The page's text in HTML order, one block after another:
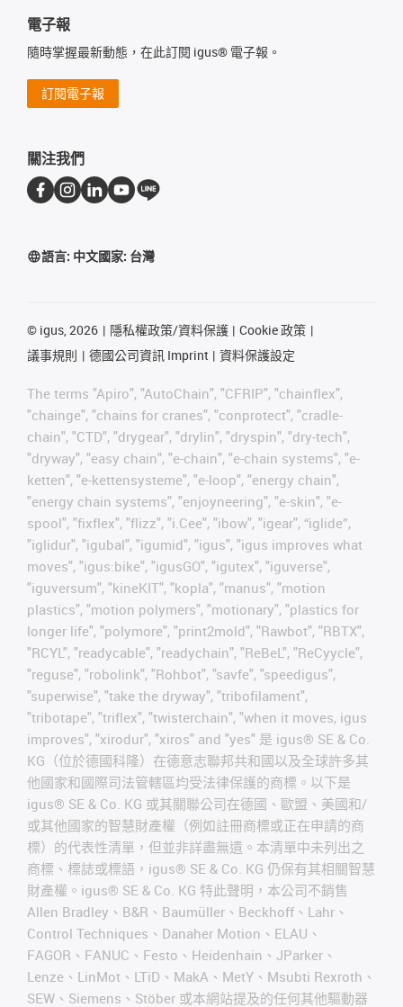
電子報
隨時掌握最新動態，在此訂閱 igus® 電子報。
訂閱電子報
關注我們
語言: 中文國家: 台灣
© igus, 2026 隱私權政策/資料保護
Cookie 政策
議事規則
德國公司資訊 Imprint 資料保護設定
The terms "Apiro", "AutoChain", "CFRIP", "chainflex",
"chainge", "chains for cranes", "conprotect", "cradle-
chain", "CTD", "drygear", "drylin", "dryspin", "dry-tech",
"dryway", "easy chain", "e-chain", "e-chain systems", "e-
ketten", "e-kettensysteme", "e-loop", "energy chain",
"energy chain systems", "enjoyneering", "e-skin", "e-
spool", "fixflex", "flizz", "i.Cee", "ibow", "igear", “iglide”,
"iglidur", "igubal", "igumid", "igus", "igus improves what
moves", "igus:bike", "igusGO", "igutex", "iguverse",
"iguversum", "kineKIT", "kopla", "manus", "motion
plastics", "motion polymers", "motionary", "plastics for
longer life", "polymore", "print2mold", "Rawbot", "RBTX",
"RCYL", "readycable", "readychain", "ReBeL", "ReCyycle",
"reguse", "robolink", "Rohbot", "savfe", "speedigus",
"superwise", "take the dryway", "tribofilament",
"tribotape", "triflex", "twisterchain", "when it moves, igus
improves", "xirodur", "xiros" and "yes" 是 igus® SE & Co.
KG（位於德國科隆）在德意志聯邦共和國以及全球許多其
他國家和國際司法管轄區均受法律保護的商標。以下是
igus® SE & Co. KG 或其關聯公司在德國、歐盟、美國和/
或其他國家的智慧財產權（例如註冊商標或正在申請的商
標）的代表性清單，但並非詳盡無遺。本清單中未列出之
商標、標誌或標語，igus® SE & Co. KG 仍保有其相關智慧
財產權。igus® SE & Co. KG 特此聲明，本公司不銷售
Allen Bradley、B&R、Baumüller、Beckhoff、Lahr、
Control Techniques、Danaher Motion、ELAU、
FAGOR、FANUC、Festo、Heidenhain、JParker、
Lenze、LinMot、LTiD、MakA、MetY、Msubti Rexroth、
SEW、Siemens、Stöber 或本網站提及的任何其他驅動器